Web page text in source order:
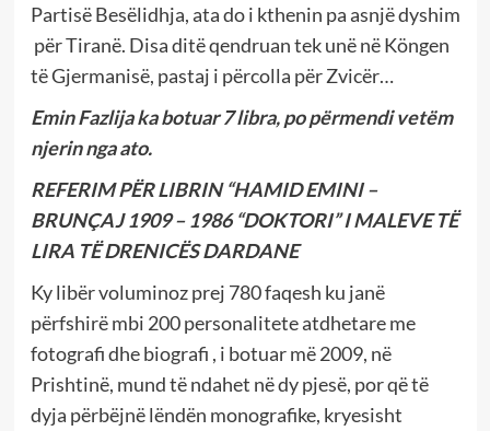
Partisë Besëlidhja, ata do i kthenin pa asnjë dyshim
për Tiranë. Disa ditë qendruan tek unë në Köngen
të Gjermanisë, pastaj i përcolla për Zvicër…
Emin Fazlija ka botuar 7 libra, po përmendi vetëm
njerin nga ato.
REFERIM PËR LIBRIN “HAMID EMINI –
BRUNÇAJ 1909 – 1986 “DOKTORI” I MALEVE TË
LIRA TË DRENICËS DARDANE
Ky libër voluminoz prej 780 faqesh ku janë
përfshirë mbi 200 personalitete atdhetare me
fotografi dhe biografi , i botuar më 2009, në
Prishtinë, mund të ndahet në dy pjesë, por që të
dyja përbëjnë lëndën monografike, kryesisht